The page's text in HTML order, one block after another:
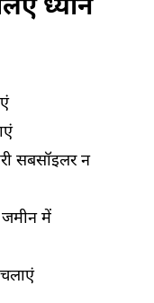
ध्यान
सबसॉइलर न
जमीन में